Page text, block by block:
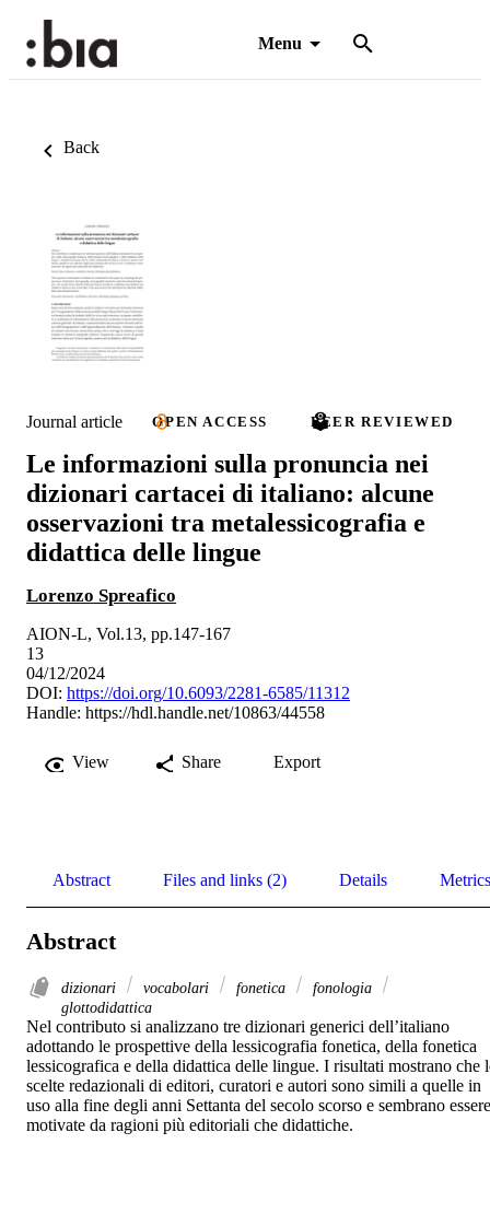
Menu
Back
Journal article OPEN ACCESS PEER REVIEWED
Le informazioni sulla pronuncia nei
dizionari cartacei di italiano: alcune
osservazioni tra metalessicografia e
didattica delle lingue
Lorenzo Spreafico
AION-L, Vol.13, pp.147-167
13
04/12/2024
DOI: https://doi.org/10.6093/2281-6585/11312
Handle: https://hdl.handle.net/10863/44558
View Share Export
Abstract Files and links (2) Details Metrics
Abstract
dizionari vocabolari fonetica
fonologia
glottodidattica
Nel contributo si analizzano tre dizionari generici dell’italiano
adottando le prospettive della lessicografia fonetica, della fonetica
lessicografica e della didattica delle lingue. I risultati mostrano che
scelte redazionali di editori, curatori e autori sono simili a quelle in
uso alla fine degli anni Settanta del secolo scorso e sembrano essere
motivate da ragioni più editoriali che didattiche.